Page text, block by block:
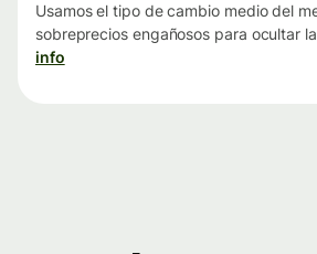
Usamos el tipo de cambio medio del
sobreprecios engañosos para ocultar
info